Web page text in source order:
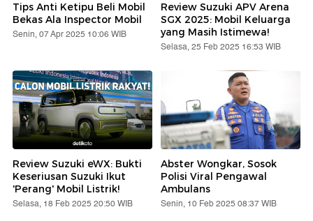
Tips Anti Ketipu Beli Mobil
Bekas Ala Inspector Mobil
Senin, 07 Apr 2025 10:06 WIB
Review Suzuki APV Arena
SGX 2025: Mobil Keluarga
yang Masih Istimewa!
Selasa, 25 Feb 2025 16:53 WIB
Review Suzuki eWX: Bukti
Keseriusan Suzuki Ikut
'Perang' Mobil Listrik!
Selasa, 18 Feb 2025 20:50 WIB
Abster Wongkar, Sosok
Polisi Viral Pengawal
Ambulans
Senin, 10 Feb 2025 08:37 WIB